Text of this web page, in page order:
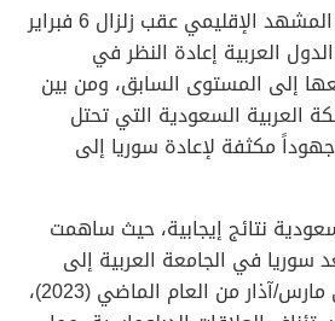
وبعد تغيّرات كبيرة في المشهد الإقليمي عقب زلزال 6 فبراير
الدول العربية إعادة النظر في
إلى المستوى السابق، ومن بين
العربية السعودية التي تحتل
مكثفة لإعادة سوريا إلى
نتائج إيجابية، حيث ساهمت
سوريا في الجامعة العربية إلى
الحكومة السورية. وفي مارس/آذار من العام الماضي (2023)،